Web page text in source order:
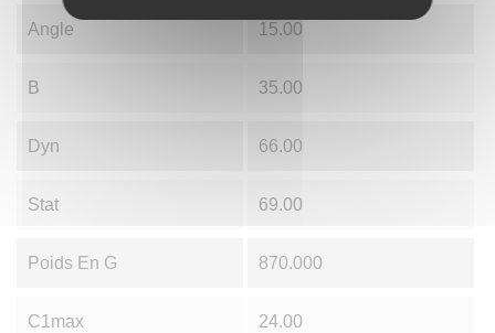
Angle 15.00
B 35.00
Dyn 66.00
Stat 69.00
Poids En G 870.000
C1max 24.00